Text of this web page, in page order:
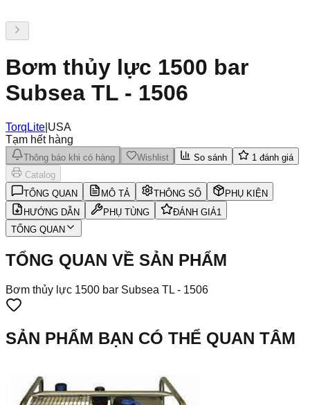
Bơm thủy lực 1500 bar
Subsea TL - 1506
TorqLite USA
Tạm hết hàng
Thông báo khi có hàng Wishlist So sánh 1 đánh giá
Catalog
TỔNG QUAN
MÔ TẢ THÔNG SỐ
PHỤ KIỆN
HƯỚNG DẪN
PHỤ TÙNG ĐÁNH GIÁ1
TỔNG QUAN
TỔNG QUAN VỀ SẢN PHẨM
Bơm thủy lực 1500 bar Subsea TL - 1506
SẢN PHẨM BẠN CÓ THỂ QUAN TÂM